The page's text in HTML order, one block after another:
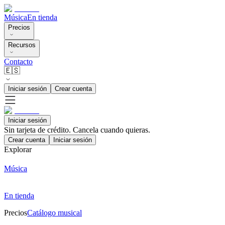
MúsicaEn tienda
Precios
Recursos
Contacto
🇪🇸
Iniciar sesión Crear cuenta
Iniciar sesión
Sin tarjeta de crédito. Cancela cuando quieras.
Crear cuenta Iniciar sesión
Explorar
Música
En tienda
PreciosCatálogo musical